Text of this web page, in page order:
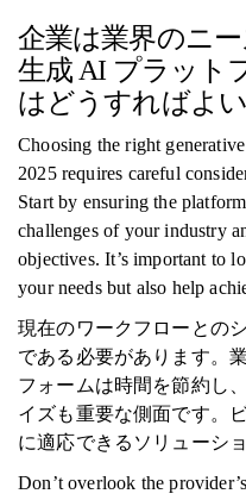
企業は業界のニ
生成 AI プラット
はどうすればよ
Choosing the right
2025 requires careful
Start by ensuring the
challenges of your industry
objectives. It’s important to
your needs but also help
現在のワークフローとの
である必要があります。
フォームは時間を節約し
イズも重要な側面です。
に適応できるソリューシ
Don’t overlook the